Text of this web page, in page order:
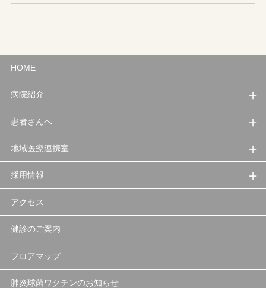
HOME
病院紹介
患者さんへ
地域医療連携室
採用情報
アクセス
健診のご案内
フロアマップ
肺炎球菌ワクチンのお知らせ